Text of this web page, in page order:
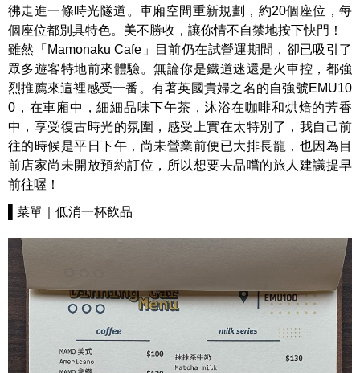
彿走進一條時光隧道。車廂空間重新規劃，約20個座位，每
個座位都別具特色。美不勝收，讓你情不自禁地按下快門！
雖然「Mamonaku Cafe」目前仍在試營運期間，卻已吸引了
眾多遊客特地前來體驗。無論你是鐵道迷還是火車控，都強
烈推薦來這裡感受一番。有著英國貴婦之名的自強號EMU10
0，在車廂中，細細品味下午茶，沐浴在咖啡和烘焙的芳香
中，享受復古時光的氛圍，感受上實在太特別了，我自己前
往的時候是平日下午，尚未營業前便已大排長龍，也因為目
前店家尚未開放預約訂位，所以想要去品嚐的旅人建議提早
前往喔！
▌菜單｜低消一杯飲品